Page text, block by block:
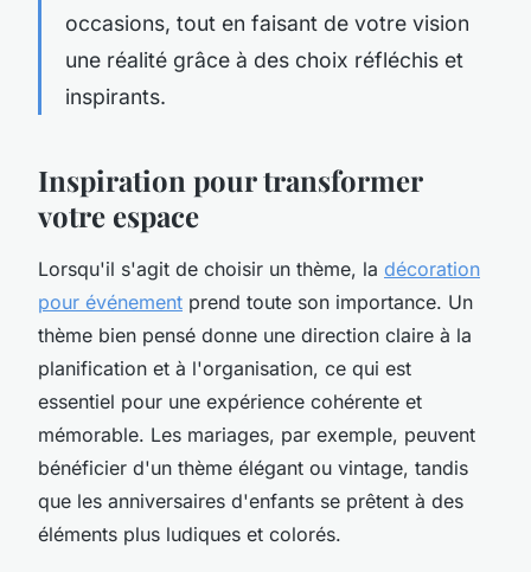
occasions, tout en faisant de votre vision
une réalité grâce à des choix réfléchis et
inspirants.
Inspiration pour transformer
votre espace
Lorsqu'il s'agit de choisir un thème, la décoration
pour événement prend toute son importance. Un
thème bien pensé donne une direction claire à la
planification et à l'organisation, ce qui est
essentiel pour une expérience cohérente et
mémorable. Les mariages, par exemple, peuvent
bénéficier d'un thème élégant ou vintage, tandis
que les anniversaires d'enfants se prêtent à des
éléments plus ludiques et colorés.